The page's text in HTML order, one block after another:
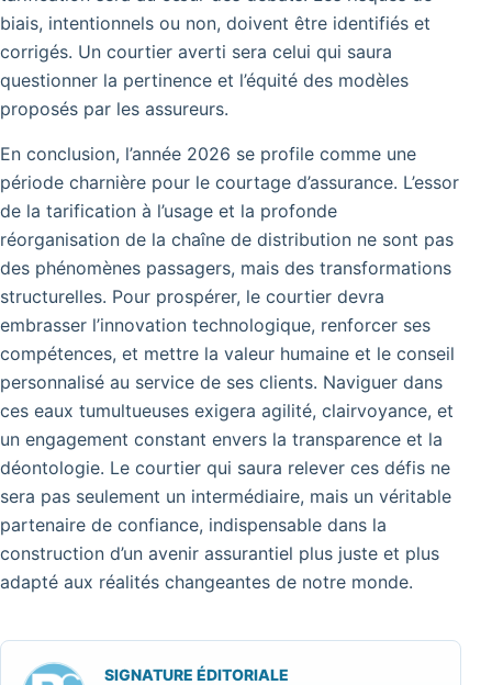
biais, intentionnels ou non, doivent être identifiés et
corrigés. Un courtier averti sera celui qui saura
questionner la pertinence et l’équité des modèles
proposés par les assureurs.
En conclusion, l’année 2026 se profile comme une
période charnière pour le courtage d’assurance. L’essor
de la tarification à l’usage et la profonde
réorganisation de la chaîne de distribution ne sont pas
des phénomènes passagers, mais des transformations
structurelles. Pour prospérer, le courtier devra
embrasser l’innovation technologique, renforcer ses
compétences, et mettre la valeur humaine et le conseil
personnalisé au service de ses clients. Naviguer dans
ces eaux tumultueuses exigera agilité, clairvoyance, et
un engagement constant envers la transparence et la
déontologie. Le courtier qui saura relever ces défis ne
sera pas seulement un intermédiaire, mais un véritable
partenaire de confiance, indispensable dans la
construction d’un avenir assurantiel plus juste et plus
adapté aux réalités changeantes de notre monde.
SIGNATURE ÉDITORIALE